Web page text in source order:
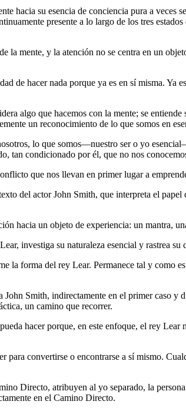
hacia su esencia de conciencia pura a veces
presente a lo largo de los tres
mente, y la atención no se centra en un
de hacer nada porque ya es en sí misma. Ya
algo que hacemos con la mente; se
un reconocimiento de lo que somos en
lo que somos―nuestro ser o yo
condicionado por él, que no nos
que nos llevan en primer lugar a
del actor John Smith, que interpreta el
hacia un objeto de experiencia: un mantra,
investiga su naturaleza esencial y rastrea su
forma del rey Lear. Permanece tal y como
Smith, indirectamente en el primer caso y
un camino que recorrer.
hacer porque, en este enfoque, el rey Lear
convertirse o encontrarse a sí mismo.
Directo, atribuyen al yo separado, la
en el Camino Directo.